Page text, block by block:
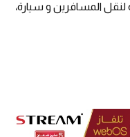
المسافرين و سيارة،